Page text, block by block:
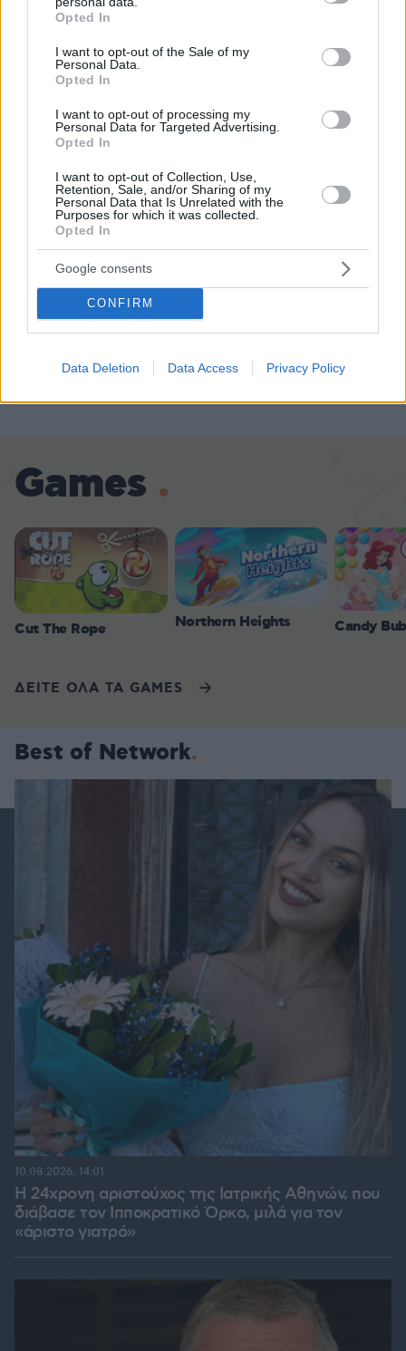
grant or deny consent to Google and its third-party tags to
use your data for below specified purposes in below Google
consent section.
Opted In
I want to opt-out of the Sale of my
Personal Data.
Opted In
I want to opt-out of processing my
Personal Data for Targeted Advertising.
Opted In
I want to opt-out of Collection, Use,
Retention, Sale, and/or Sharing of my
Personal Data that Is Unrelated with the
Purposes for which it was collected.
Opted In
Google consents
CONFIRM
Data Deletion Data Access Privacy Policy
09.08.2026, 22:48
Πώς διασώθηκε ο 33χρονος από τον
βράχο των 20 μέτρων στη Μήλο, δείτε
φωτογραφίες από την επιχείρηση στη
10.08.2026, 16:32 19
Η 24χρονη αριστούχος της Ιατρικής
Αθηνών, που διάβασε τον Ιπποκρατικό
Όρκο, μιλά για τον «άριστο γιατρό»
Games
Cut The Rope Northern Heights Candy
ΔΕΙΤΕ ΟΛΑ ΤΑ GAMES
Best of Network
Η 24χρονη αριστούχος της Ιατρικής Αθηνών, που
διάβασε τον Ιπποκρατικό Όρκο, μιλά για τον
«άριστο γιατρό»
10.08.2026, 14:01